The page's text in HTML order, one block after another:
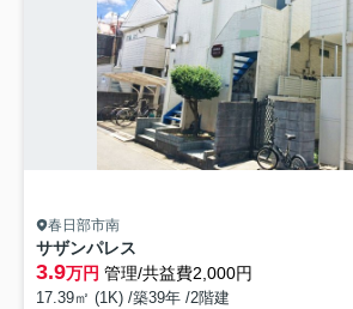
春日部市南
サザンパレス
3.9万円 管理/共益費2,000円
17.39㎡ (1K) /築39年 /2階建